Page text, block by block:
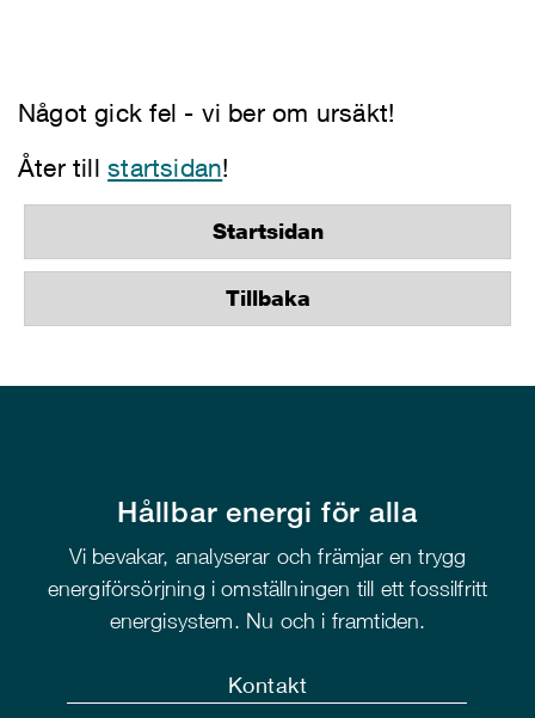
Något gick fel - vi ber om ursäkt!
Åter tillstartsidan!
Startsidan
Tillbaka
Hållbar energi för alla
Vi bevakar, analyserar och främjar en trygg
energiförsörjning i omställningen till ett fossilfritt
energisystem. Nu och i framtiden.
Kontakt